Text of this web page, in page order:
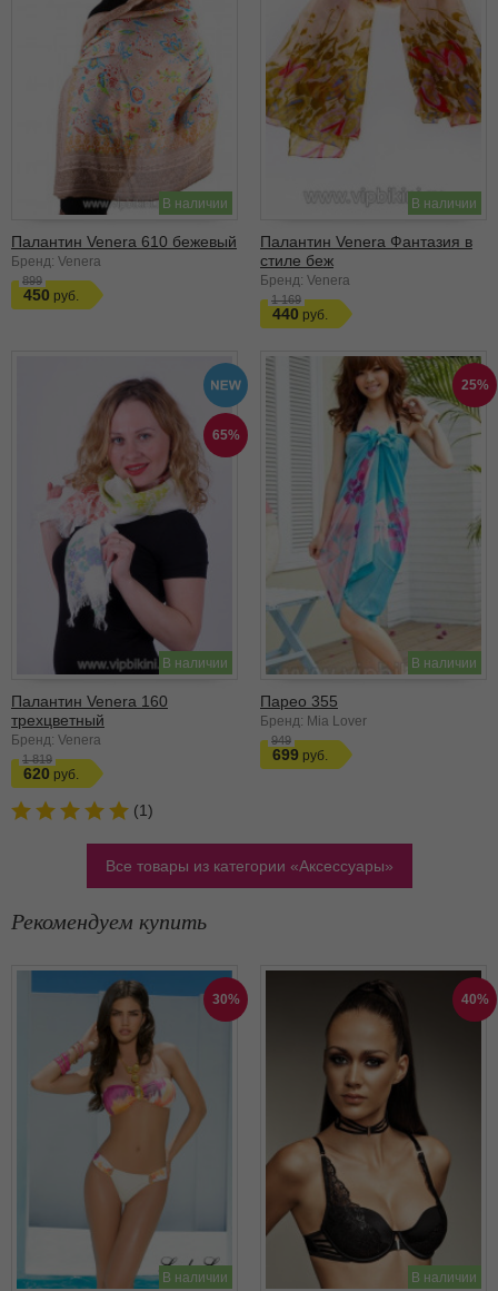
В наличии
Палантин Venera 610 бежевый
Бренд: Venera
899
450
В наличии
Палантин Venera Фантазия в
стиле беж
Бренд: Venera
1 169
440
65%
В наличии
Палантин Venera 160
трехцветный
Бренд: Venera
1 819
620
(1)
25%
В наличии
Парео 355
Бренд: Mia Lover
949
699
Все товары из категории Аксессуары
Рекомендуем купить
30%
В наличии
40%
В наличии